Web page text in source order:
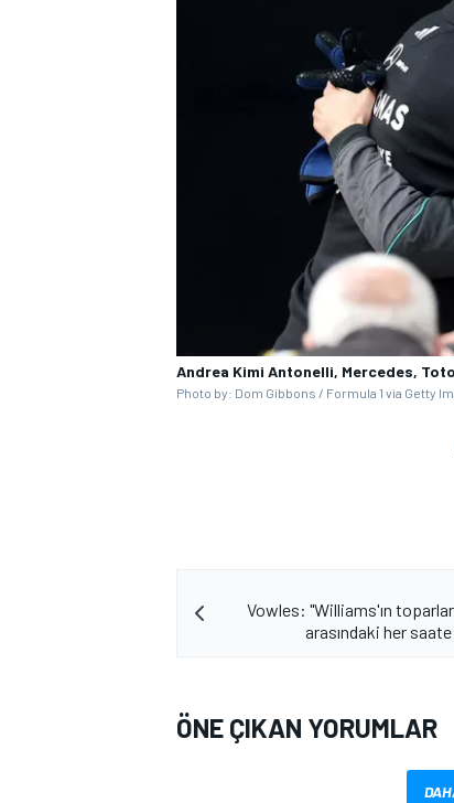
Andrea Kimi Antonelli, Mercedes,
Photo by: Dom Gibbons / Formula 1 via Getty
Vowles: "Williams'ın
arasındaki her
ÖNE ÇIKAN YORUMLAR